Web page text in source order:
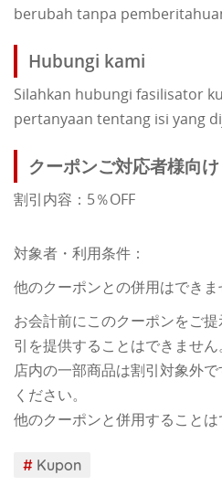
berubah tanpa
Hubungi kami
Silahkan hubungi fasilisator
pertanyaan tentang isi yang
クーポンご対応者様向け
割引内容：5％OFF
対象者・利用条件：
他のクーポンとの併用はできま
お会計前にこのクーポンをご
引を提供することはできません。
店内の一部商品は割引対象外
ください。
他のクーポンと併用することは
# Kupon